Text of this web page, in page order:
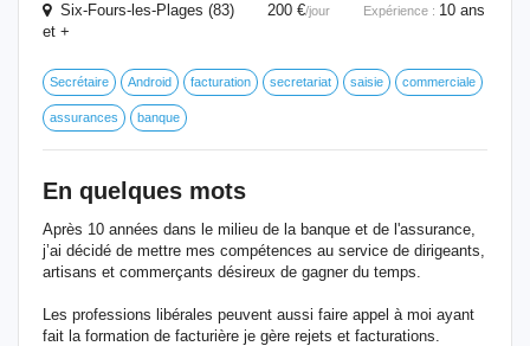
Six-Fours-les-Plages (83) 200 €/jour Expérience : 10 ans
et +
Secrétaire Android facturation secretariat saisie commerciale
assurances banque
En quelques mots
Après 10 années dans le milieu de la banque et de l'assurance,
j’ai décidé de mettre mes compétences au service de dirigeants,
artisans et commerçants désireux de gagner du temps.
Les professions libérales peuvent aussi faire appel à moi ayant
fait la formation de facturière je gère rejets et facturations.